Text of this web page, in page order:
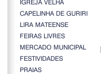
CAPELINHA DE GURIRI
LIRA MATEENSE
FEIRAS LIVRES
MERCADO MUNICIPAL
FESTIVIDADES
PRAIAS